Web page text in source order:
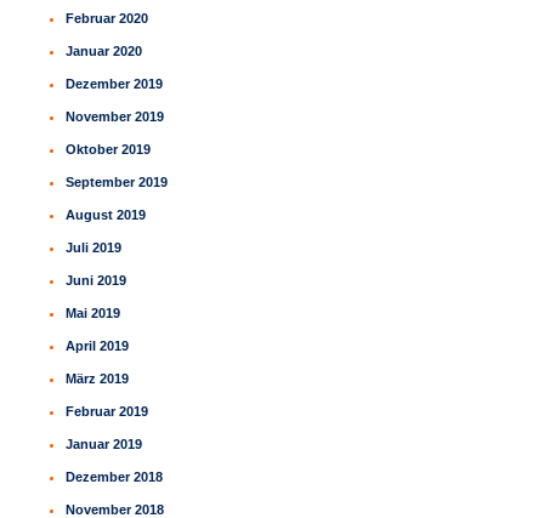
Februar 2020
Januar 2020
Dezember 2019
November 2019
Oktober 2019
September 2019
August 2019
Juli 2019
Juni 2019
Mai 2019
April 2019
März 2019
Februar 2019
Januar 2019
Dezember 2018
November 2018